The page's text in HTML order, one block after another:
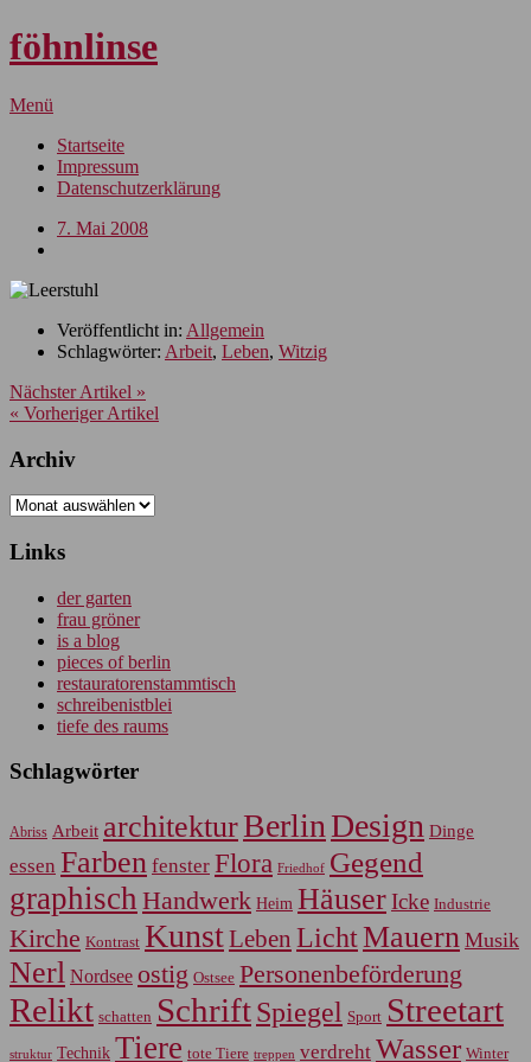
föhnlinse
Menü
Startseite
Impressum
Datenschutzerklärung
7. Mai 2008
Veröffentlicht in: Allgemein
Schlagwörter: Arbeit, Leben, Witzig
Nächster Artikel »
« Vorheriger Artikel
Archiv
Archiv
Links
der garten
frau gröner
is a blog
pieces of berlin
restauratorenstammtisch
schreibenistblei
tiefe des raums
Schlagwörter
Abriss Arbeit architekturBerlin Design Dinge
essen Farben fenster Flora Friedhof Gegend
graphisch Handwerk Heim HäuserIcke Industrie
Kirche Kontrast KunstLeben LichtMauern Musik
Nerl Nordsee ostig Ostsee Personenbeförderung
Relikt schatten SchriftSpiegel Sport Streetart
struktur Technik Tiere tote Tiere treppen verdreht Wasser Winter